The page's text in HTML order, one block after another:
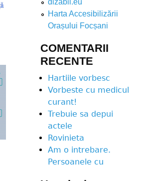
Harta Accesibilizării
Orașului Focșani
COMENTARII
RECENTE
Hartiile vorbesc
Vorbeste cu medicul
curant!
Trebuie sa depui
actele
Rovinieta
Am o intrebare.
Persoanele cu